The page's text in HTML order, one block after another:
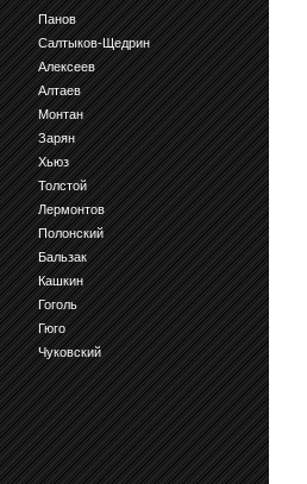
Панов
Салтыков-Щедрин
Алексеев
Алтаев
Монтан
Зарян
Хьюз
Толстой
Лермонтов
Полонский
Бальзак
Кашкин
Гоголь
Гюго
Чуковский